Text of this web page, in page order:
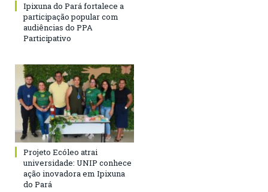
Ipixuna do Pará fortalece a
participação popular com
audiências do PPA
Participativo
Projeto Ecóleo atrai
universidade: UNIP conhece
ação inovadora em Ipixuna
do Pará